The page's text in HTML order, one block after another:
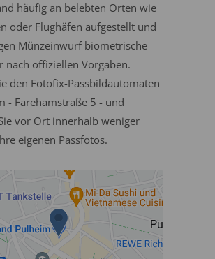
häufig an belebten Orten wie
oder Flughäfen aufgestellt und
Münzeinwurf biometrische
nach offiziellen Vorgaben.
den Fotofix-Passbildautomaten
- Farehamstraße 5 - und
vor Ort innerhalb weniger
eigenen Passfotos.